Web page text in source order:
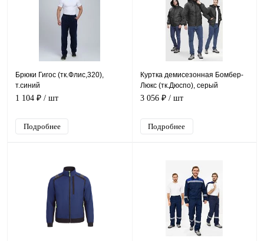
Брюки Гигос (тк.Флис,320),
т.синий
1 104 ₽ / шт
Подробнее
Куртка демисезонная Бомбер-
Люкс (тк.Дюспо), серый
3 056 ₽ / шт
Подробнее